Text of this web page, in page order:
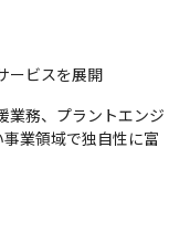
ービスを展開
業務、プラントエンジ
業領域で独自性に富